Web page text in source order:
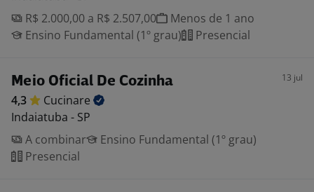
R$ 2.000,00 a R$ 2.507,00
Menos de 1 ano
Ensino Fundamental (1º grau)
Presencial
Meio Oficial De Cozinha 13 jul
4,3
Cucinare
Indaiatuba - SP
A combinar
Ensino Fundamental (1º grau)
Presencial